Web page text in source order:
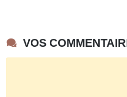
VOS